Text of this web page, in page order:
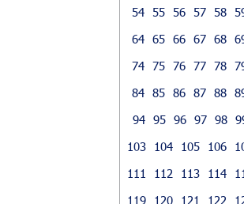
54 55 56 57 58
64 65 66 67 68
74 75 76 77 78
84 85 86 87 88
94 95 96 97 98
103
104 105 106
111
112 113 114
119
120 121 122